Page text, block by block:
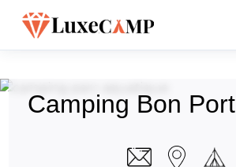
Camping Bon Port